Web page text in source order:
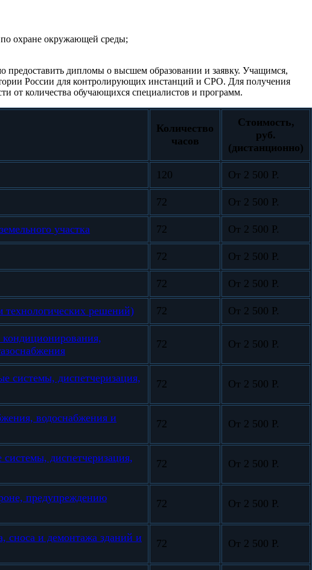
охране окружающей среды;
дипломы о высшем образовании и заявку. Учащимся,
России для контролирующих инстанций и СРО. Для получения
от количества обучающихся специалистов и программ.
Количество
часов
Стоимость,
руб.
(дистанционно)
120 От 2 500 Р.
72 От 2 500 Р.
участка 72 От 2 500 Р.
72 От 2 500 Р.
72 От 2 500 Р.
технологических решений) 72 От 2 500 Р.
72 От 2 500 Р.
системы, диспетчеризация,
72 От 2 500 Р.
водоснабжения и
72 От 2 500 Р.
диспетчеризация,
72 От 2 500 Р.
предупреждению
72 От 2 500 Р.
сноса и демонтажа зданий и
72 От 2 500 Р.